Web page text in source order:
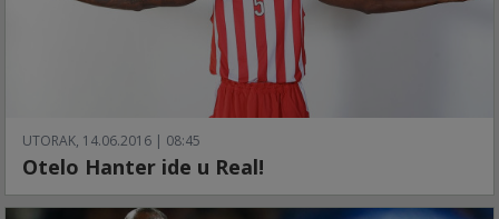
UTORAK, 14.06.2016 | 08:45
Otelo Hanter ide u Real!